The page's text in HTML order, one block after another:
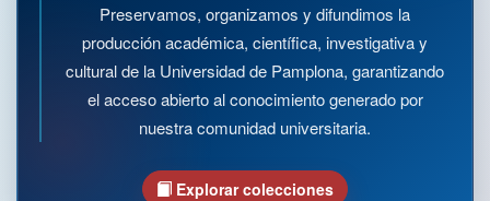
Preservamos, organizamos y difundimos la
producción académica, científica, investigativa y
cultural de la Universidad de Pamplona, garantizando
el acceso abierto al conocimiento generado por
nuestra comunidad universitaria.
Explorar colecciones